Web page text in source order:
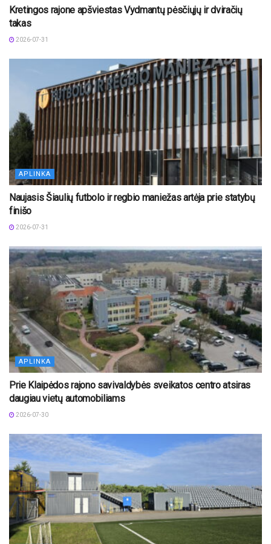
Kretingos rajone apšviestas Vydmantų pėsčiųjų ir dviračių
takas
2026-07-31
APLINKA
Naujasis Šiaulių futbolo ir regbio maniežas artėja prie statybų
finišo
2026-07-31
APLINKA
Prie Klaipėdos rajono savivaldybės sveikatos centro atsiras
daugiau vietų automobiliams
2026-07-30